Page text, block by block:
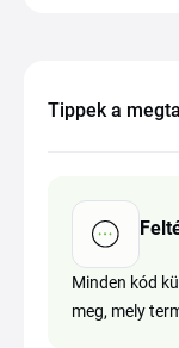
Tippek a
Minden kód
meg, mely